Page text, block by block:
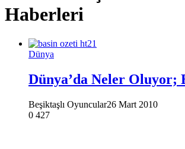
Haberleri
Dünya
Dünya’da Neler Oluyor;
Beşiktaşlı Oyuncular26 Mart 2010
0 427